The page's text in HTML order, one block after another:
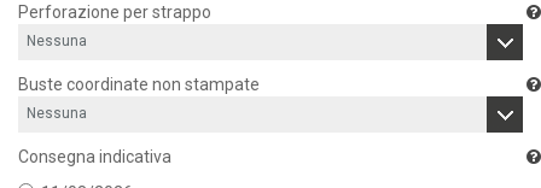
Perforazione per strappo
Buste coordinate non stampate
Consegna indicativa